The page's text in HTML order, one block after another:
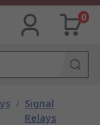
0
/ Signal
Relays